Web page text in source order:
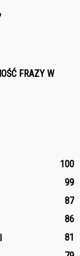
FRAZY W
100
99
87
86
81